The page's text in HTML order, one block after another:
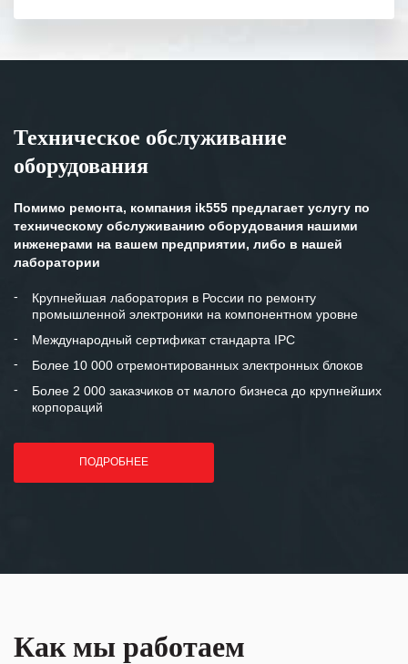
Особенно хочется отметить высокую
клиентоориентированность
готовность помочь в самых сложных
Мы высоко ценим сложившиеся
и доверительные партнерские
отношения и искренне желаем
«Инженерной компании «555» долгих
лет успеха и процветания.
Техническое обслуживание
оборудования
Помимо ремонта, компания ik555 предлагает услугу по
техническому обслуживанию оборудования нашими
инженерами на вашем предприятии, либо в нашей
лаборатории
Крупнейшая лаборатория в России по ремонту
промышленной электроники на компонентном уровне
Международный сертификат стандарта IPC
Более 10 000 отремонтированных электронных блоков
Более 2 000 заказчиков от малого бизнеса до крупнейших
корпораций
ПОДРОБНЕЕ
Как мы работаем